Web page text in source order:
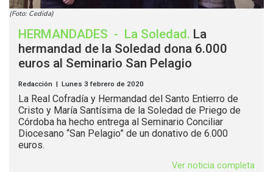
(Foto: Cedida)
HERMANDADES - La Soledad. La
hermandad de la Soledad dona 6.000
euros al Seminario San Pelagio
Redacción | Lunes 3 febrero de 2020
La Real Cofradía y Hermandad del Santo Entierro de
Cristo y María Santísima de la Soledad de Priego de
Córdoba ha hecho entrega al Seminario Conciliar
Diocesano “San Pelagio” de un donativo de 6.000
euros.
Ver noticia completa